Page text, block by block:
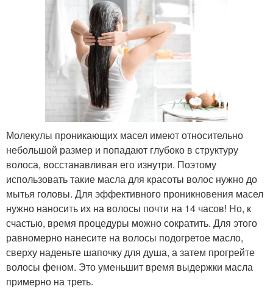
Молекулы проникающих масел имеют относительно
небольшой размер и попадают глубоко в структуру
волоса, восстанавливая его изнутри. Поэтому
использовать такие масла для красоты волос нужно до
мытья головы. Для эффективного проникновения масел
нужно наносить их на волосы почти на 14 часов! Но, к
счастью, время процедуры можно сократить. Для этого
равномерно нанесите на волосы подогретое масло,
сверху наденьте шапочку для душа, а затем прогрейте
волосы феном. Это уменьшит время выдержки масла
примерно на треть.